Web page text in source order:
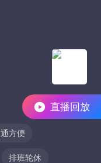
直播回放
方便
排班轮休